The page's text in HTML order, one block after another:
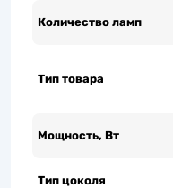
Количество ламп
Тип товара
Мощность, Вт
Тип цоколя